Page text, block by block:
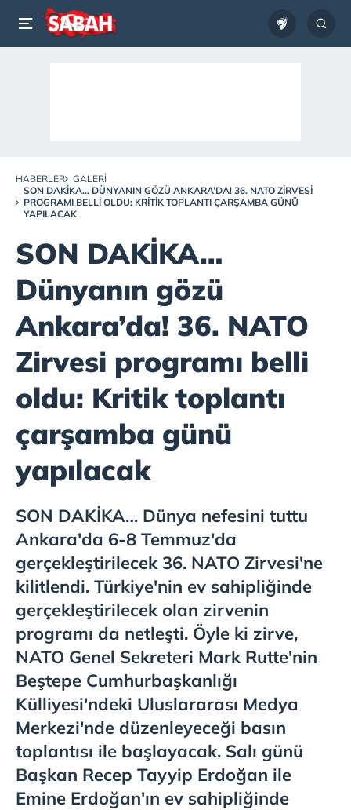
HABERLER
GALERI
SON DAKİKA… DÜNYANIN GÖZÜ ANKARA’DA! 36. NATO ZIRVESI
PROGRAMI BELLI OLDU: KRITIK TOPLANTI ÇARŞAMBA GÜNÜ
YAPILACAK
SON DAKİKA…
Dünyanın gözü
Ankara’da! 36. NATO
Zirvesi programı belli
oldu: Kritik toplantı
çarşamba günü
yapılacak
SON DAKİKA… Dünya nefesini tuttu
Ankara'da 6-8 Temmuz'da
gerçekleştirilecek 36. NATO Zirvesi'ne
kilitlendi. Türkiye'nin ev sahipliğinde
gerçekleştirilecek olan zirvenin
programı da netleşti. Öyle ki zirve,
NATO Genel Sekreteri Mark Rutte'nin
Beştepe Cumhurbaşkanlığı
Külliyesi'ndeki Uluslararası Medya
Merkezi'nde düzenleyeceği basın
toplantısı ile başlayacak. Salı günü
Başkan Recep Tayyip Erdoğan ile
Emine Erdoğan'ın ev sahipliğinde